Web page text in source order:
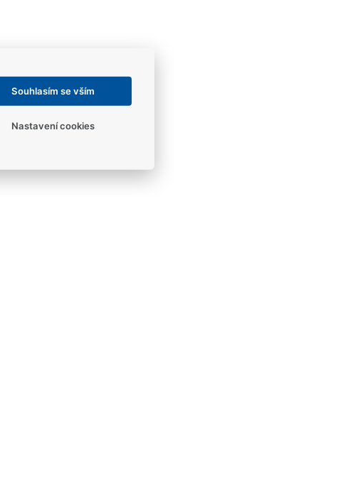
Souhlasím se vším
Nastavení cookies